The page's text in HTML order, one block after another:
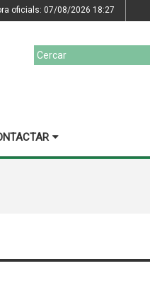
oficials: 07/08/2026 18:27